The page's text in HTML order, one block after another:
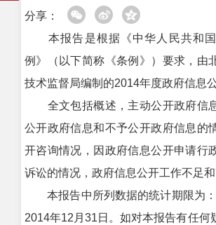
分享：
本报告是根据《中华人民共和国
例》（以下简称《条例》）要求，由
技术监督局编制的2014年度政府信息
全文包括概述，主动公开政府信
公开政府信息和不予公开政府信息的
开咨询情况，因政府信息公开申请行
诉讼的情况，政府信息公开工作不足和
本报告中所列数据的统计期限为：
2014年12月31日。如对本报告有任何